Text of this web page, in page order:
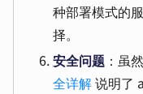
种部署模式的
择。
安全问题 ：虽然
全详解说明了